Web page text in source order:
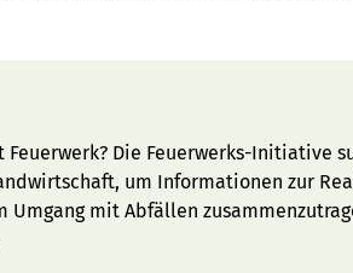
Die Feuerwerks-Initiative
um Informationen zur
Umgang mit Abfällen